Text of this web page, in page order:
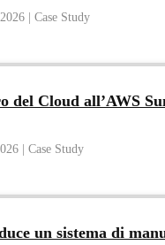
del Cloud all’AWS
un sistema di